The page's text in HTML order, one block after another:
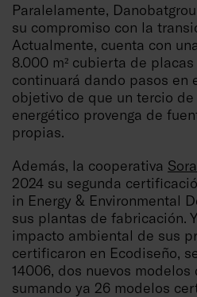
Paralelamente,
su compromiso con la
Actualmente, cuenta con
8.000 m² cubierta de
continuará dando pasos en
objetivo de que un tercio de
energético provenga de
propias.
Además, la cooperativa
2024 su segunda
in Energy & Environmental
sus plantas de fabricación.
impacto ambiental de sus
certificaron en Ecodiseño,
14006, dos nuevos modelos
sumando ya 26 modelos